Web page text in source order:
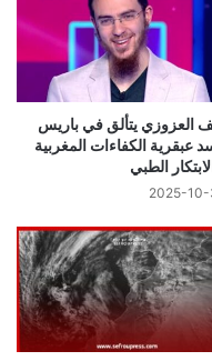
العزوزي يتألق في باريس
عبقرية الكفاءات المغربية
الطبي
2025-10-